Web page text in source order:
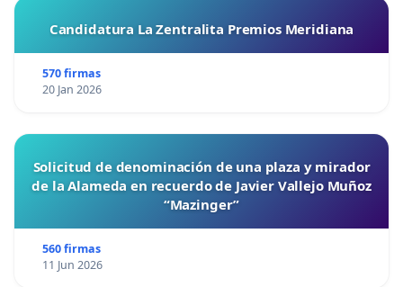
Candidatura La Zentralita Premios Meridiana
570 firmas
20 Jan 2026
Solicitud de denominación de una plaza y mirador
de la Alameda en recuerdo de Javier Vallejo Muñoz
“Mazinger”
560 firmas
11 Jun 2026